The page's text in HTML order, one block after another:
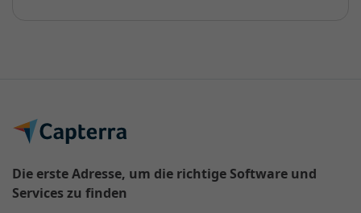
Die erste Adresse, um die richtige Software und
Services zu finden